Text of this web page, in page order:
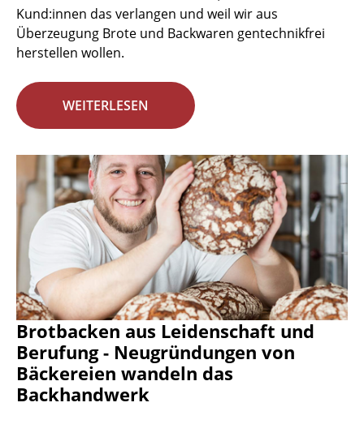
Kund:innen das verlangen und weil wir aus
Überzeugung Brote und Backwaren gentechnikfrei
herstellen wollen.
WEITERLESEN
Brotbacken aus Leidenschaft und
Berufung - Neugründungen von
Bäckereien wandeln das
Backhandwerk